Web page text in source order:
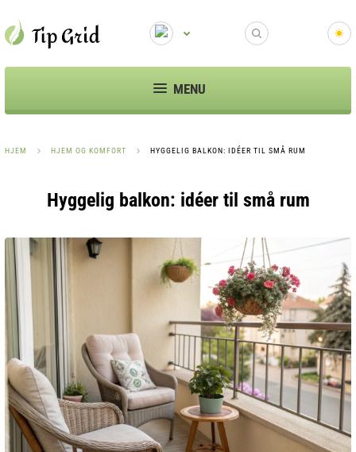
MENU
HJEM HJEM OG KOMFORT HYGGELIG BALKON: IDÉER TIL SMÅ RUM
Hyggelig balkon: idéer til små rum